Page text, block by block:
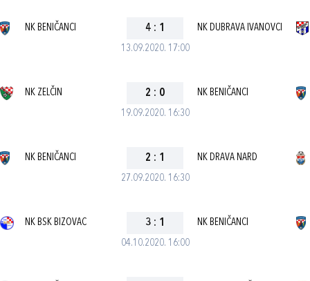
13.09.2020. 17:00
NK BENIČANCI 4 : 1 NK DUBRAVA IVANOVCI
19.09.2020. 16:30
NK ZELČIN 2 : 0 NK BENIČANCI
27.09.2020. 16:30
NK BENIČANCI 2 : 1 NK DRAVA NARD
04.10.2020. 16:00
NK BSK BIZOVAC 3 : 1 NK BENIČANCI